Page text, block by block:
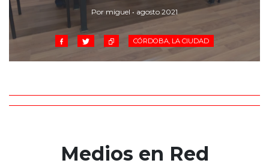
Por miguel • agosto 2021
CÓRDOBA, LA CIUDAD
Medios en Red